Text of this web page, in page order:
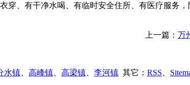
穿、有干净水喝、有临时安全住所、有医疗服务
上一篇： 万
水镇 高峰镇 高梁镇 李河镇 其它： RSS